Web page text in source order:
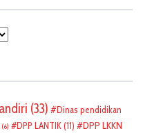
(33)
Dinas pendidikan
(6) DPP LANTIK(11)
DPP LKKN